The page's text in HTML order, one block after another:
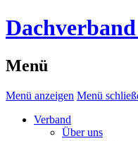
Menü
Menü anzeigen Menü
Verband
Über uns